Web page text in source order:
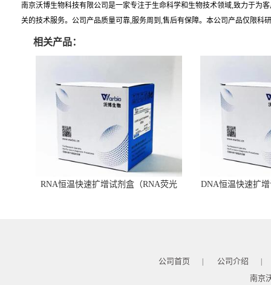
南京沃博生物科技有限公司是一家专注于生命科学和生物技术领域,致力于为
关的技术服务。公司产品质量可靠,服务周到,售后有保障。本公司产品仅限科
相关产品：
RNA恒温快速扩增试剂盒（RNA荧光
DNA恒温快速扩
公司首页 | 公司介绍 |
南京